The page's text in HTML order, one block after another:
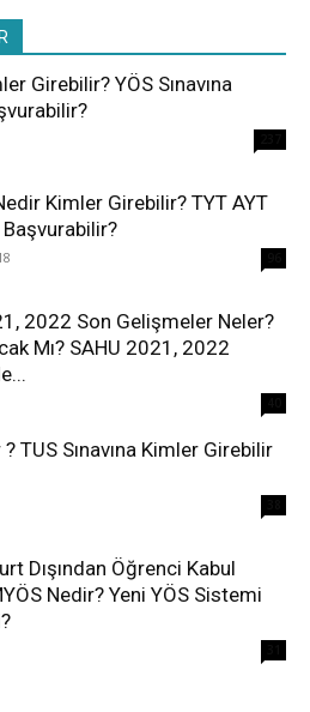
Girebilir? YÖS Sınavına
Kimler Girebilir? TYT AYT
Başvurabilir?
2022 Son Gelişmeler Neler?
Mı? SAHU 2021, 2022
TUS Sınavına Kimler Girebilir
Dışından Öğrenci Kabul
Nedir? Yeni YÖS Sistemi